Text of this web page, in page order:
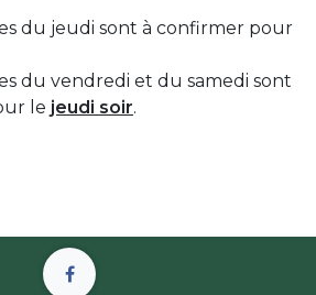
du jeudi sont à confirmer pour
du vendredi et du samedi sont
le jeudi soir.